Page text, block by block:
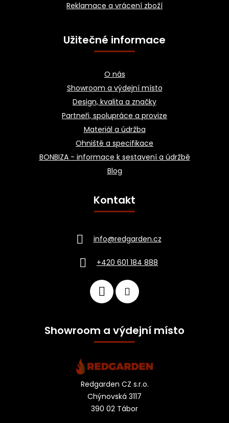
Reklamace a vrácení zboží
Užitečné informace
O nás
Showroom a výdejní místo
Design, kvalita a značky
Partneři, spolupráce a provize
Materiál a údržba
Ohniště a specifikace
BONBIZA - informace k sestavení a údržbě
Blog
Kontakt
info@redgarden.cz
+420 601 184 888
Showroom a výdejní místo
Redgarden CZ s.r.o.
Chýnovská 3117
390 02 Tábor